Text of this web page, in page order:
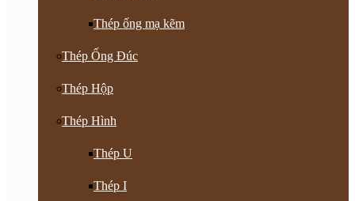
Thép ống mạ kẽm
Thép Ống Đúc
Thép Hộp
Thép Hình
Thép U
Thép I